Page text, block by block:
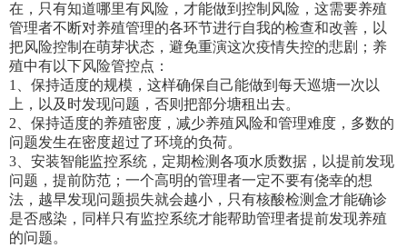
在，只有知道哪里有风险，才能做到控制风险，这需要养殖
管理者不断对养殖管理的各环节进行自我的检查和改善，以
把风险控制在萌芽状态，避免重演这次疫情失控的悲剧；养
殖中有以下风险管控点：
1、保持适度的规模，这样确保自己能做到每天巡塘一次以
上，以及时发现问题，否则把部分塘租出去。
2、保持适度的养殖密度，减少养殖风险和管理难度，多数的
问题发生在密度超过了环境的负荷。
3、安装智能监控系统，定期检测各项水质数据，以提前发现
问题，提前防范；一个高明的管理者一定不要有侥幸的想
法，越早发现问题损失就会越小，只有核酸检测盒才能确诊
是否感染，同样只有监控系统才能帮助管理者提前发现养殖
的问题。